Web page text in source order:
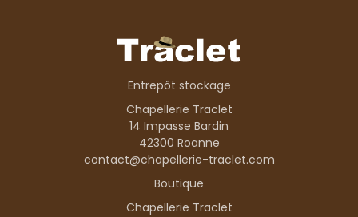
Entrepôt stockage
Chapellerie Traclet
14 Impasse Bardin
42300 Roanne
contact@chapellerie-traclet.com
Boutique
Chapellerie Traclet